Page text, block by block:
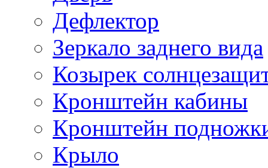
Дефлектор
Зеркало заднего вида
Козырек
Кронштейн кабины
Кронштейн
Крыло